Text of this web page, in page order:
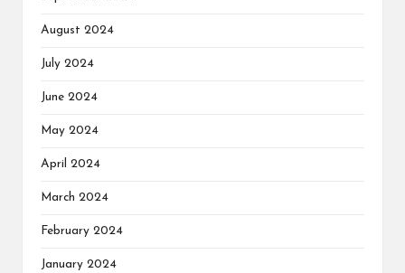
August 2024
July 2024
June 2024
May 2024
April 2024
March 2024
February 2024
January 2024